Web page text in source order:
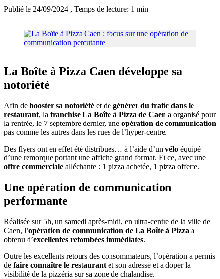
Publié le 24/09/2024 , Temps de lecture: 1 min
La Boîte à Pizza Caen développe sa
notoriété
Afin de booster sa notoriété et de générer du trafic dans le
restaurant, la franchise La Boîte à Pizza de Caen a organisé pour
la rentrée, le 7 septembre dernier, une opération de communication
pas comme les autres dans les rues de l’hyper-centre.
Des flyers ont en effet été distribués… à l’aide d’un vélo équipé
d’une remorque portant une affiche grand format. Et ce, avec une
offre commerciale alléchante : 1 pizza achetée, 1 pizza offerte.
Une opération de communication
performante
Réalisée sur 5h, un samedi après-midi, en ultra-centre de la ville de
Caen, l’opération de communication de La Boîte à Pizza a
obtenu d’excellentes retombées immédiates.
Outre les excellents retours des consommateurs, l’opération a permis
de faire connaître le restaurant et son adresse et a doper la
visibilité de la pizzéria sur sa zone de chalandise.